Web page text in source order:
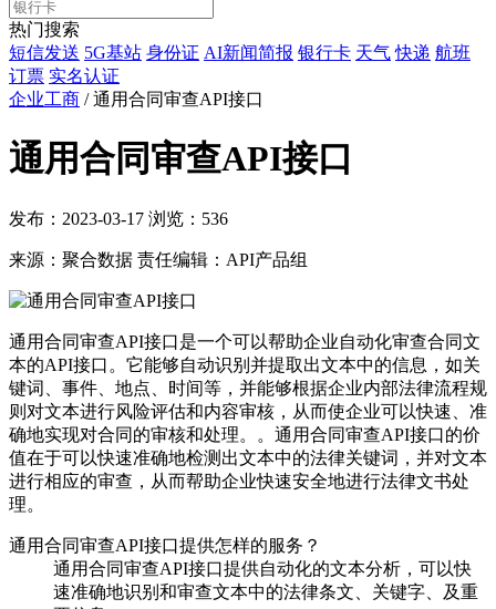
热门搜索
短信发送 5G基站 身份证 AI新闻简报 银行卡 天气 快递 航班
订票 实名认证
企业工商 / 通用合同审查API接口
通用合同审查API接口
发布：2023-03-17 浏览： 536
来源：聚合数据 责任编辑：API产品组
通用合同审查API接口是一个可以帮助企业自动化审查合同文
本的API接口。它能够自动识别并提取出文本中的信息，如关
键词、事件、地点、时间等，并能够根据企业内部法律流程规
则对文本进行风险评估和内容审核，从而使企业可以快速、准
确地实现对合同的审核和处理。。通用合同审查API接口的价
值在于可以快速准确地检测出文本中的法律关键词，并对文本
进行相应的审查，从而帮助企业快速安全地进行法律文书处
理。
通用合同审查API接口提供怎样的服务？
通用合同审查API接口提供自动化的文本分析，可以快
速准确地识别和审查文本中的法律条文、关键字、及重